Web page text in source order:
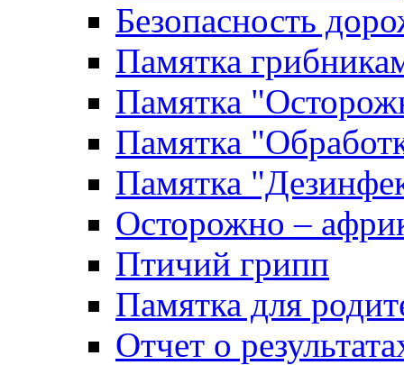
Безопасность
Памятка
Памятка
Памятка
Памятка
Осторожно –
Птичий грипп
Памятка для
Отчет о